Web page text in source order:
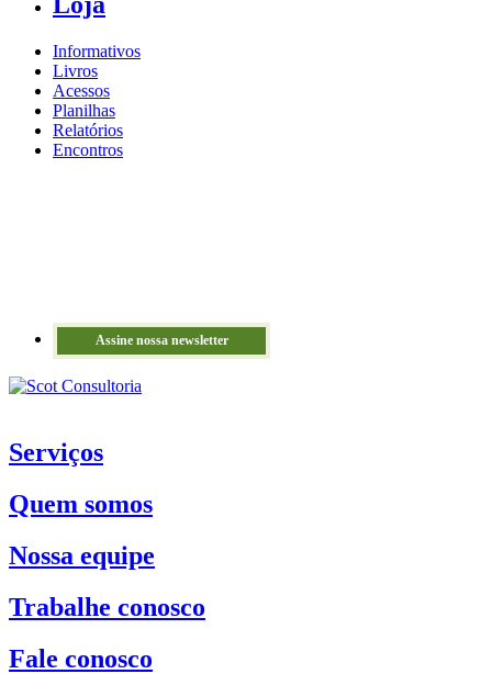
Informativos
Livros
Acessos
Planilhas
Relatórios
Encontros
Assine nossa newsletter
Serviços
Quem somos
Nossa equipe
Trabalhe conosco
Fale conosco